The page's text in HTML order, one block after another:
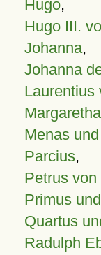
Hugo,
Hugo III.
Johanna,
Johanna
Laurentius
Margaretha
Menas
Parcius,
Petrus
Primus
Quartus
Radulph